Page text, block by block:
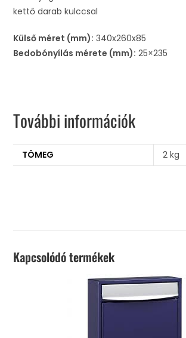
kettő darab kulccsal
Külső méret (mm): 340x260x85
Bedobónyílás mérete (mm): 25×235
További információk
TÖMEG 2 kg
Kapcsolódó termékek